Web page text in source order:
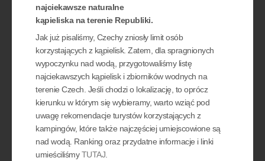
najciekawsze naturalne
kąpieliska na terenie Republiki.
Jak już pisaliśmy, Czechy zniosły limit osób
korzystających z kąpielisk. Zatem, dla spragnionych
wypoczynku nad wodą, przygotowaliśmy listę
najciekawszych kąpielisk i zbiorników wodnych na
terenie Czech. Jeśli chodzi o lokalizację, to oprócz
kierunku w którym się wybieramy, warto wziąć pod
uwagę rekomendacje turystów korzystających z
kampingów, które także najczęściej umiejscowione są
nad wodą. Ranking oraz przydatne informacje i linki
umieściliśmyTUTAJ